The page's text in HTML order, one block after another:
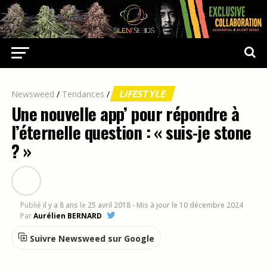
Newsweed / Tendances / LIFESTYLE
Une nouvelle app’ pour répondre à
l’éternelle question : « suis-je stone
? »
Publié il y a 8 ans le 25 avril 2018 - Mis à jour le 10 décembre 2024
ParAurélien BERNARD
Suivre Newsweed sur Google